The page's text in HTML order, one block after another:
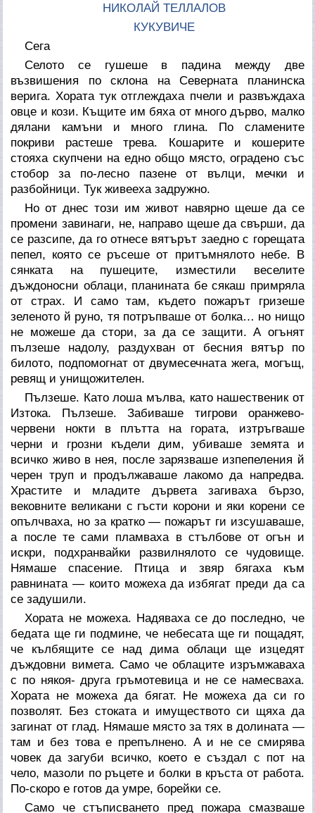
НИКОЛАЙ ТЕЛЛАЛОВ
КУКУВИЧЕ
Сега
Селото се гушеше в падина между две
възвишения по склона на Северната планинска
верига. Хората тук отглеждаха пчели и развъждаха
овце и кози. Къщите им бяха от много дърво, малко
дялани камъни и много глина. По сламените
покриви растеше трева. Кошарите и кошерите
стояха скупчени на едно общо място, оградено със
стобор за по-лесно пазене от вълци, мечки и
разбойници. Тук живееха задружно.
Но от днес този им живот навярно щеше да се
промени завинаги, не, направо щеше да свърши, да
се разсипе, да го отнесе вятърът заедно с горещата
пепел, която се ръсеше от притъмнялото небе. В
сянката на пушеците, изместили веселите
дъждоносни облаци, планината бе сякаш примряла
от страх. И само там, където пожарът гризеше
зеленото й руно, тя потръпваше от болка… но нищо
не можеше да стори, за да се защити. А огънят
пълзеше надолу, раздухван от бесния вятър по
билото, подпомогнат от двумесечната жега, могъщ,
ревящ и унищожителен.
Пълзеше. Като лоша мълва, като нашественик от
Изтока. Пълзеше. Забиваше тигрови оранжево-
червени нокти в плътта на гората, изтръгваше
черни и грозни къдели дим, убиваше земята и
всичко живо в нея, после зарязваше изпепеления й
черен труп и продължаваше лакомо да напредва.
Храстите и младите дървета загиваха бързо,
вековните великани с гъсти корони и яки корени се
опълчваха, но за кратко — пожарът ги изсушаваше,
а после те сами пламваха в стълбове от огън и
искри, подхранвайки развилнялото се чудовище.
Нямаше спасение. Птица и звяр бягаха към
равнината — които можеха да избягат преди да са
се задушили.
Хората не можеха. Надяваха се до последно, че
бедата ще ги подмине, че небесата ще ги пощадят,
че кълбящите се над дима облаци ще изцедят
дъждовни вимета. Само че облаците изръмжаваха
с по някоя- друга гръмотевица и не се намесваха.
Хората не можеха да бягат. Не можеха да си го
позволят. Без стоката и имуществото си щяха да
загинат от глад. Нямаше място за тях в долината —
там и без това е препълнено. А и не се смирява
човек да загуби всичко, което е създал с пот на
чело, мазоли по ръцете и болки в кръста от работа.
По-скоро е готов да умре, борейки се.
Само че стъписването пред пожара смазваше